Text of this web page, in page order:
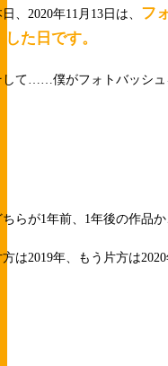
、2020年11月13日は、 フ
した日です。
して……僕がフォトバッシュ
ちらが1年前、1年後の作品
方は2019年、もう片方は